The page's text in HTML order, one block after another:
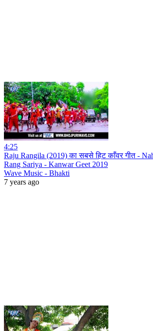
4:25
Raju Rangila (2019) का सबसे हिट काँवर गीत -
Rang Sariya - Kanwar Geet 2019
Wave Music - Bhakti
7 years ago